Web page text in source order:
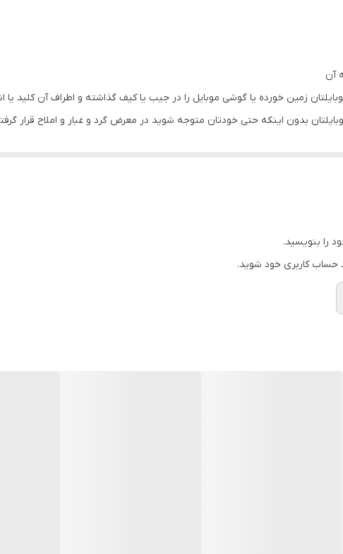
آن
زمین خورده یا گوشی موبایل را در جیب یا کیف گذاشته و اطراف آن کلید
بدون اینکه حتی خودتان متوجه شوید در معرض گرد و غبار و املاح قرار
دوربین را چگونه بفهمیم و جنس اصلی را از کجا تهیه کنیم؟
های دوربین دارای جنس اصل و تقلبی هستند و قطعا اگر شیشه دوربین اصلی
بنابراین هنگام خرید به جنس شیشه دوربین دقت کنید.
را بنویسید.
حساب کاربری خود شوید.